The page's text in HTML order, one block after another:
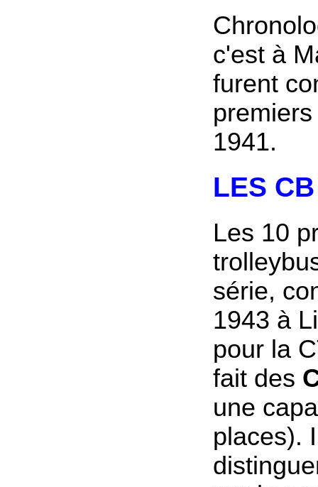
c'est à
furent
1941.
LES
Les 10
série,
1943 à
pour la
fait des
une
places).